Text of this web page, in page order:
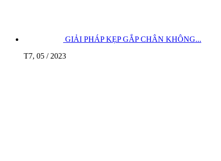
GIẢI PHÁP KẸP GẮP CHÂN KHÔNG...
T7, 05 / 2023